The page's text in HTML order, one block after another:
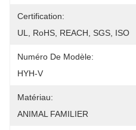
Certification:
UL, RoHS, REACH, SGS, ISO
Numéro De Modèle:
HYH-V
Matériau:
ANIMAL FAMILIER